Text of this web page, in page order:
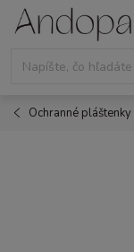
Prejsť
Ochranné